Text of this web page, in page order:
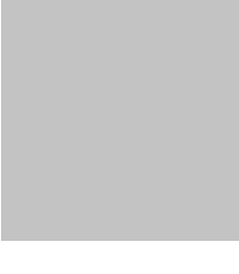
最新文章